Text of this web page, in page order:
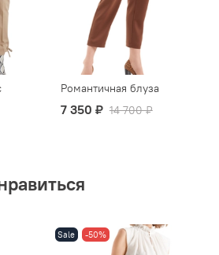
Романтичная блуза
7 350 ₽ 14 700 ₽
Sale -50%